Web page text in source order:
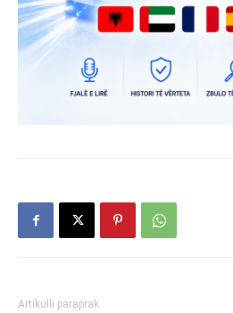
Artikulli paraprak